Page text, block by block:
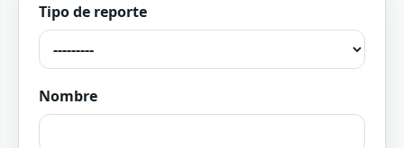
Tipo de reporte
Nombre